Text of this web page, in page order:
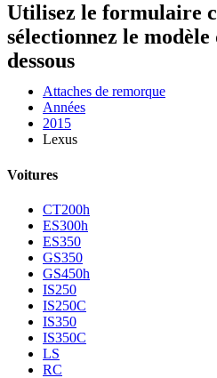
Utilisez le formulaire
sélectionnez le
dessous
Attaches de remorque
Années
2015
Lexus
Voitures
CT200h
ES300h
ES350
GS350
GS450h
IS250
IS250C
IS350
IS350C
LS
RC